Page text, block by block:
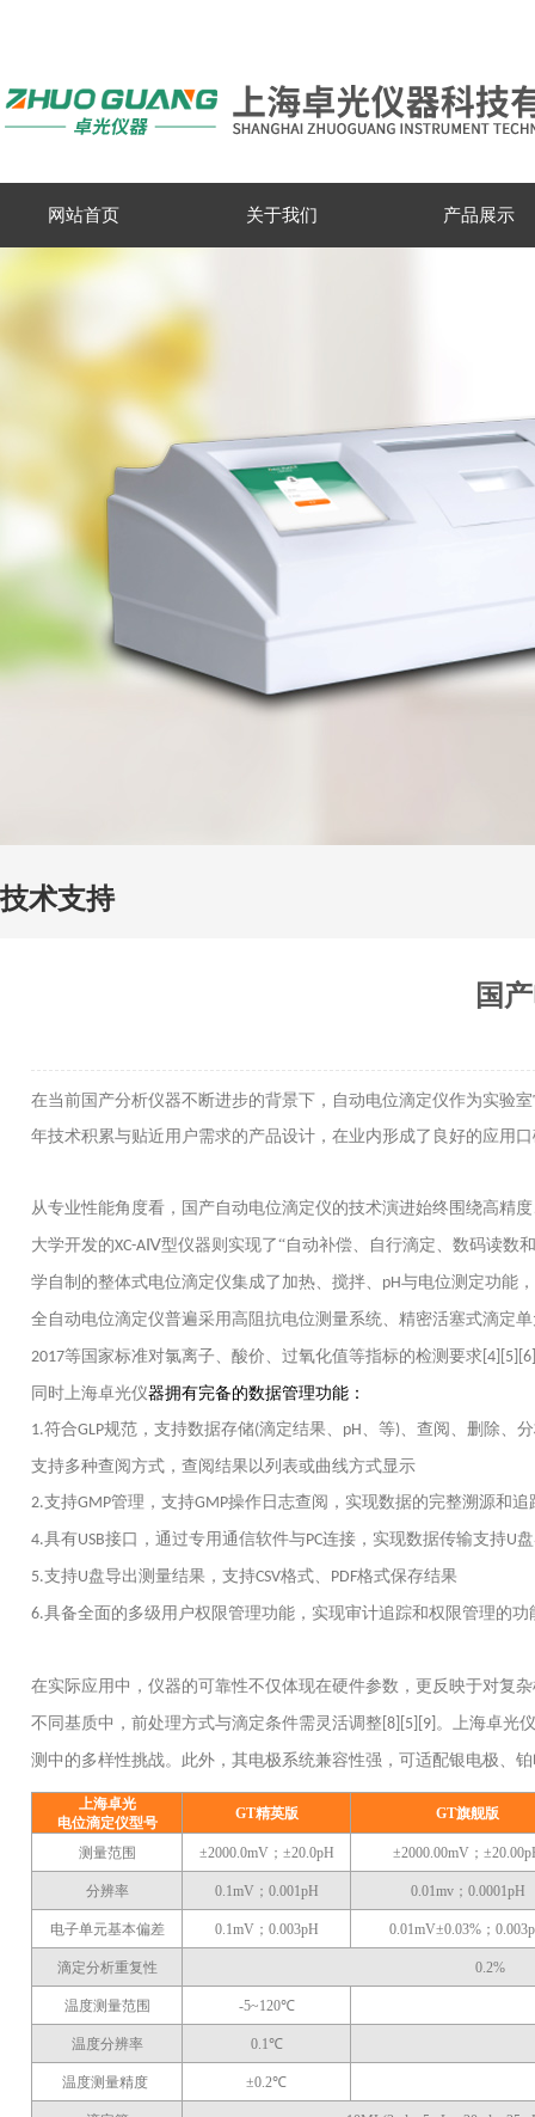
网站首页 关于我们 产品展示
技术支持
国
在当前国产分析仪器不断进步的背景下，自动电位滴定仪作为实验
年技术积累与贴近用户需求的产品设计，在业内形成了良好的应用
从专业性能角度看，国产自动电位滴定仪的技术演进始终围绕高精
大学开发的XC-A Ⅳ型仪器则实现了“自动补偿、自行滴定、数码读数
学自制的整体式电位滴定仪集成了加热、搅拌、 pH与电位测定功能
全自动电位滴定仪普遍采用高阻抗电位测量系统、精密活塞式滴定
2017等国家标准对氯离子、酸价、过氧化值等指标的检测要求 [4][5][6]
同时上海卓光仪器拥有完备的数据管理功能：
1.符合GLP规范，支持数据存储(滴定结果、 pH 、等)、查阅、删除、
支持多种查阅方式，查阅结果以列表或曲线方式显示
2.支持GMP管理，支持GMP操作日志查阅，实现数据的完整溯源和追
4.具有USB接口，通过专用通信软件与PC连接，实现数据传输支持U
5.支持U盘导出测量结果，支持CSV格式、 PDF格式保存结果
6.具备全面的多级用户权限管理功能，实现审计追踪和权限管理的功
在实际应用中，仪器的可靠性不仅体现在硬件参数，更反映于对复
不同基质中，前处理方式与滴定条件需灵活调整 [8][5][9] 。上海卓光
测中的多样性挑战。此外，其电极系统兼容性强，可适配银电极、
上海卓光
电位滴定仪型号
GT精英版 GT旗舰版
测量范围 ±2000.0mV；±20.0pH ±2000.00mV；
分辨率 0.1mV；0.001pH 0.01mv；0.0001pH
电子单元基本偏差 0.1mV；0.003pH 0.01mV±0.03%；
滴定分析重复性 0.2%
温度测量范围 -5~120℃
温度分辨率 0.1℃
温度测量精度 ±0.2℃